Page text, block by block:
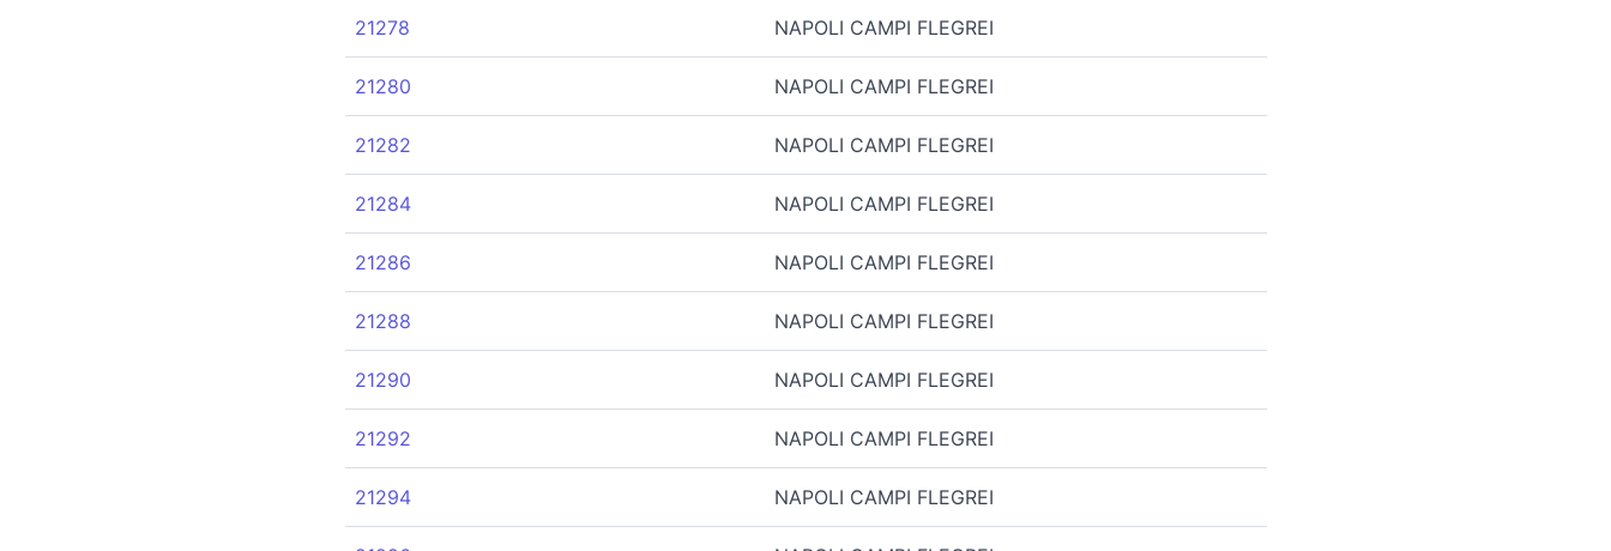
21278 NAPOLI CAMPI FLEGREI
21280 NAPOLI CAMPI FLEGREI
21282 NAPOLI CAMPI FLEGREI
21284 NAPOLI CAMPI FLEGREI
21286 NAPOLI CAMPI FLEGREI
21288 NAPOLI CAMPI FLEGREI
21290 NAPOLI CAMPI FLEGREI
21292 NAPOLI CAMPI FLEGREI
21294 NAPOLI CAMPI FLEGREI